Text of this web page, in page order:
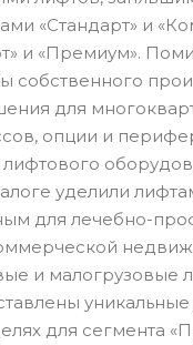
«Стандарт» и
и «Премиум».
собственного
для
опции и
лифтового
уделили
для лечебно-
и малогрузовые
для сегмента